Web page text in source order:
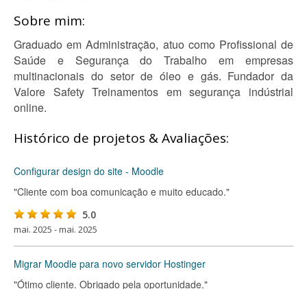
Sobre mim:
Graduado em Administração, atuo como Profissional de
Saúde e Segurança do Trabalho em empresas
multinacionais do setor de óleo e gás. Fundador da
Valore Safety Treinamentos em segurança indústrial
online.
Histórico de projetos & Avaliações:
Configurar design do site - Moodle
"Cliente com boa comunicação e muito educado."
5.0
mai. 2025 - mai. 2025
Migrar Moodle para novo servidor Hostinger
"Ótimo cliente. Obrigado pela oportunidade."